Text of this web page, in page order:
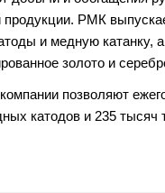
продукции. РМК
и медную катанку,
золото и
позволяют
катодов и 235 тысяч